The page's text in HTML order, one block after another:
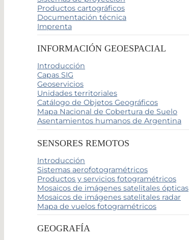
Productos cartográficos
Documentación técnica
Imprenta
INFORMACIÓN GEOESPACIAL
Introducción
Capas SIG
Geoservicios
Unidades territoriales
Catálogo de Objetos Geográficos
Mapa Nacional de Cobertura de Suelo
Asentamientos humanos de Argentina
SENSORES REMOTOS
Introducción
Sistemas aerofotogramétricos
Productos y servicios fotogramétricos
Mosaicos de imágenes satelitales ópticas
Mosaicos de imágenes satelitales radar
Mapa de vuelos fotogramétricos
GEOGRAFÍA